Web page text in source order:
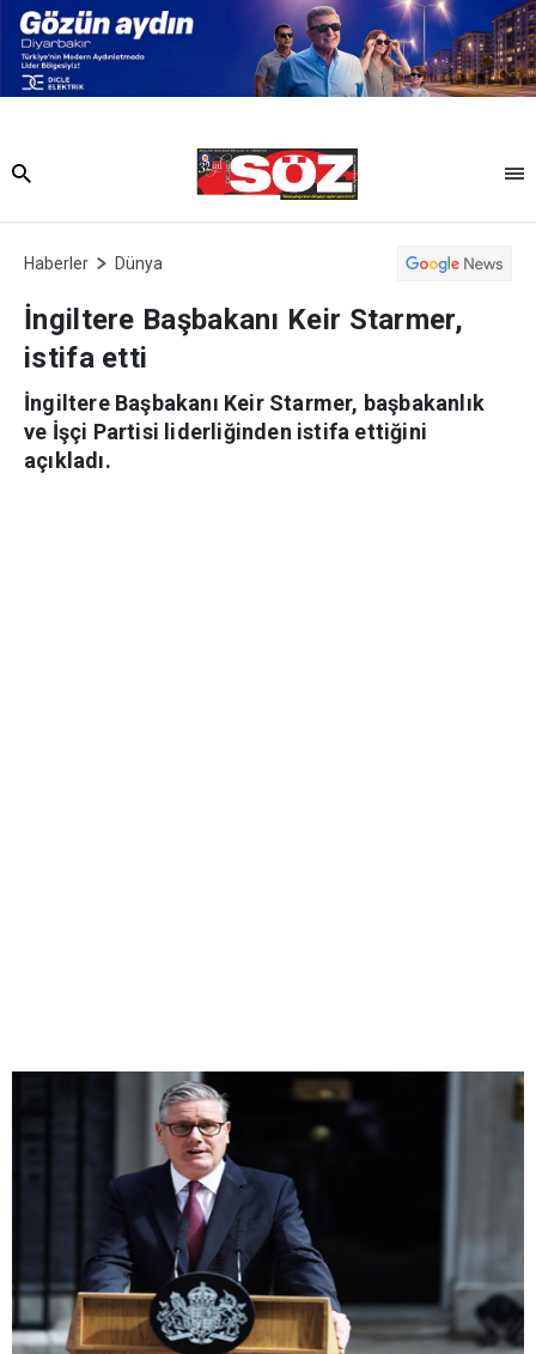
Haberler Dünya
İngiltere Başbakanı Keir Starmer,
istifa etti
İngiltere Başbakanı Keir Starmer, başbakanlık
ve İşçi Partisi liderliğinden istifa ettiğini
açıkladı.